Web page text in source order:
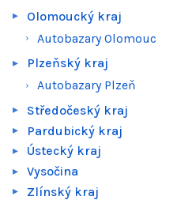
Olomoucký kraj
Autobazary Olomouc
Plzeňský kraj
Autobazary Plzeň
Středočeský kraj
Pardubický kraj
Ústecký kraj
Vysočina
Zlínský kraj